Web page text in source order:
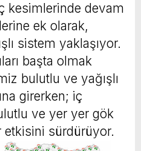
kesimlerinde devam
ek olarak,
sistem yaklaşıyor.
başta olmak
bulutlu ve yağışlı
girerken; iç
ve yer yer gök
sürdürüyor.